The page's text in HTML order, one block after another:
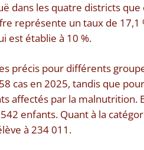
dans les quatre districts que
représente un taux de 17,1
est établie à 10 %.
précis pour différents
cas en 2025, tandis que
affectés par la malnutrition.
enfants. Quant à la
à 234 011.